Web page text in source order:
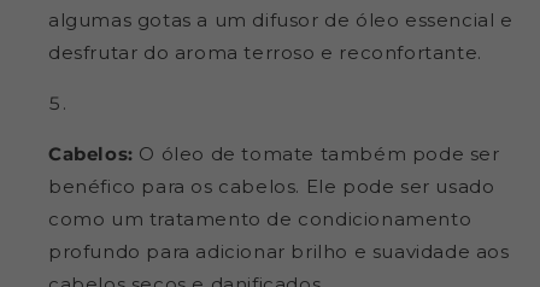
algumas gotas a um difusor de óleo essencial e
desfrutar do aroma terroso e reconfortante.
Cabelos: O óleo de tomate também pode ser
benéfico para os cabelos. Ele pode ser usado
como um tratamento de condicionamento
profundo para adicionar brilho e suavidade aos